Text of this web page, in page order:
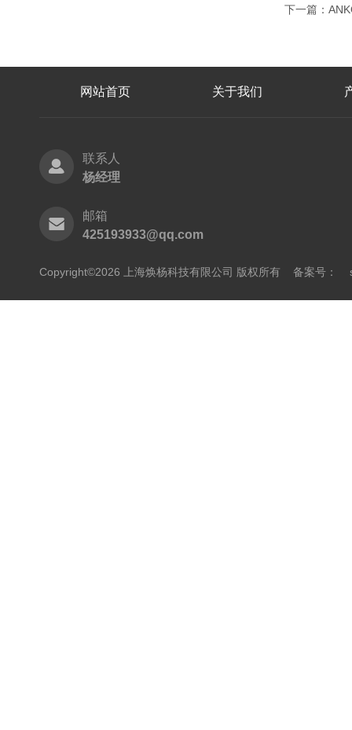
下一篇：
网站首页 关于我们
联系人
杨经理
邮箱
425193933@qq.com
Copyright©2026 上海焕杨科技有限公司 版权所有 备案号：